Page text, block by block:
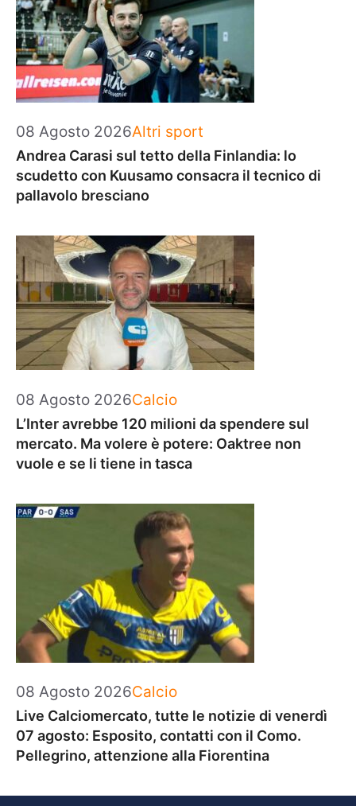
08 Agosto 2026Categorie
Altri sport
Andrea Carasi sul tetto della Finlandia: lo
scudetto con Kuusamo consacra il tecnico di
pallavolo bresciano
08 Agosto 2026Categorie
Calcio
L’Inter avrebbe 120 milioni da spendere sul
mercato. Ma volere è potere: Oaktree non
vuole e se li tiene in tasca
08 Agosto 2026Categorie
Calcio
Live Calciomercato, tutte le notizie di venerdì
07 agosto: Esposito, contatti con il Como.
Pellegrino, attenzione alla Fiorentina